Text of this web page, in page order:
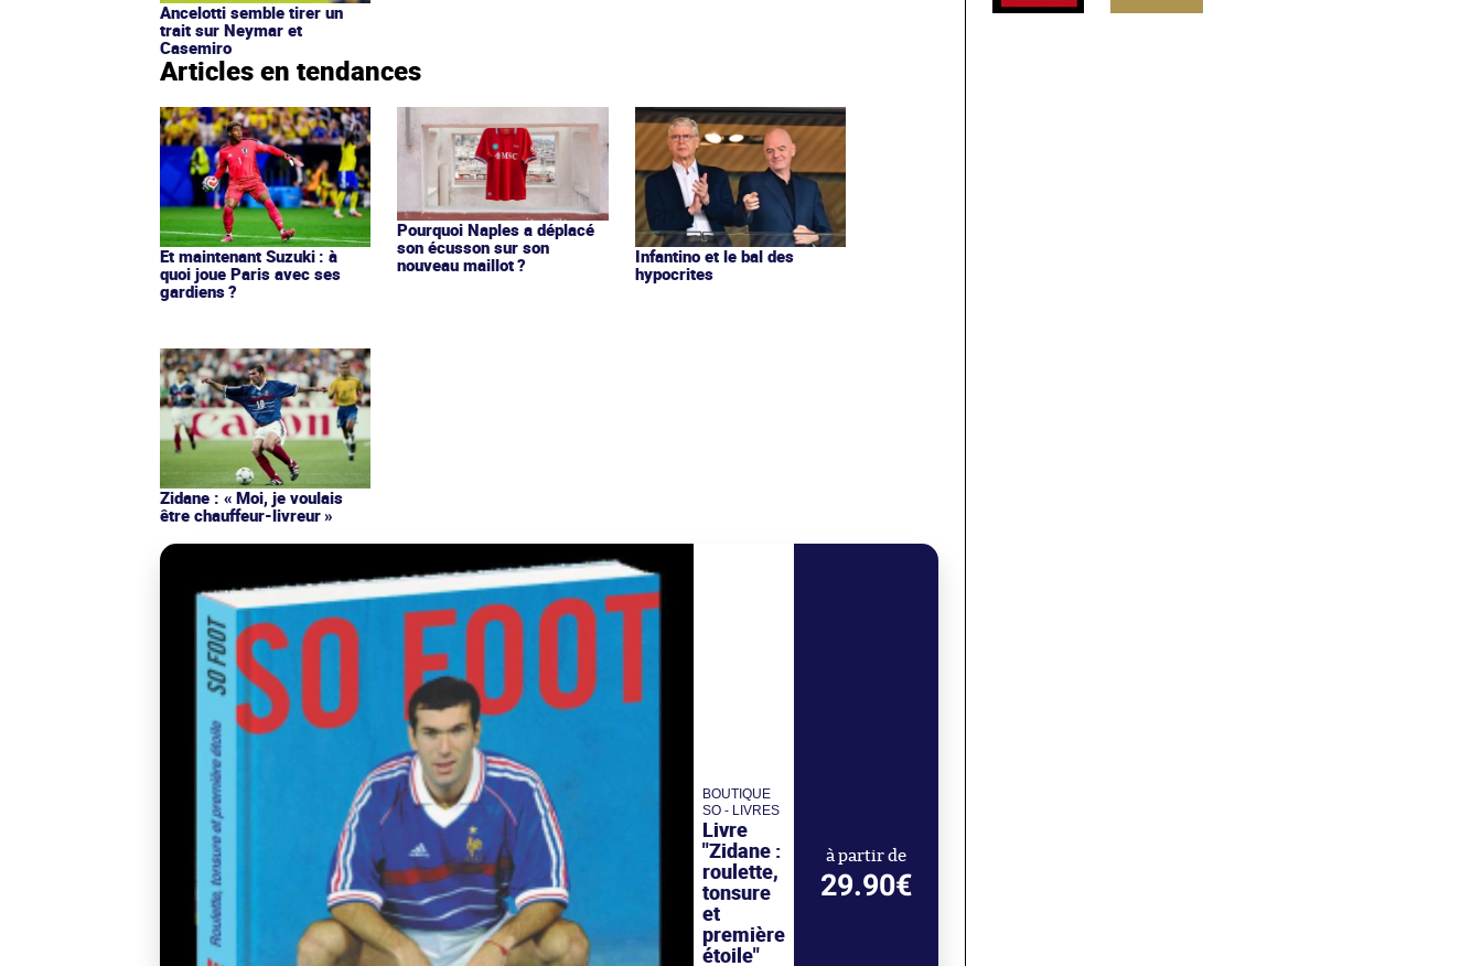
Ancelotti semble tirer un
trait sur Neymar et
Casemiro
Articles en tendances
Et maintenant Suzuki : à
quoi joue Paris avec ses
gardiens ?
Pourquoi Naples a déplacé
son écusson sur son
nouveau maillot ?
Infantino et le bal des
hypocrites
Zidane : « Moi, je voulais
être chauffeur-livreur »
BOUTIQUE
SO - LIVRES
Livre
"Zidane :
roulette,
tonsure
et
première
étoile"
à partir de
29.90€